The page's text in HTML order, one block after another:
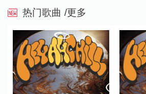
热门歌曲 /更多